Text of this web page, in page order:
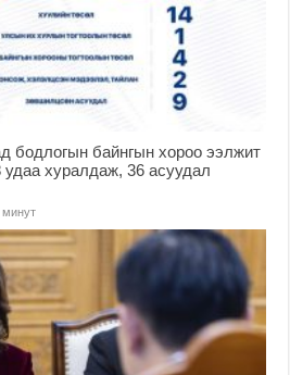
бодлогын байнгын хороо ээлжит
удаа хуралдаж, 36 асуудал
минут